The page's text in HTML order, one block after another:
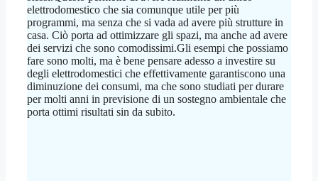
elettrodomestico che sia comunque utile per più
programmi, ma senza che si vada ad avere più strutture in
casa. Ciò porta ad ottimizzare gli spazi, ma anche ad avere
dei servizi che sono comodissimi.Gli esempi che possiamo
fare sono molti, ma è bene pensare adesso a investire su
degli elettrodomestici che effettivamente garantiscono una
diminuzione dei consumi, ma che sono studiati per durare
per molti anni in previsione di un sostegno ambientale che
porta ottimi risultati sin da subito.